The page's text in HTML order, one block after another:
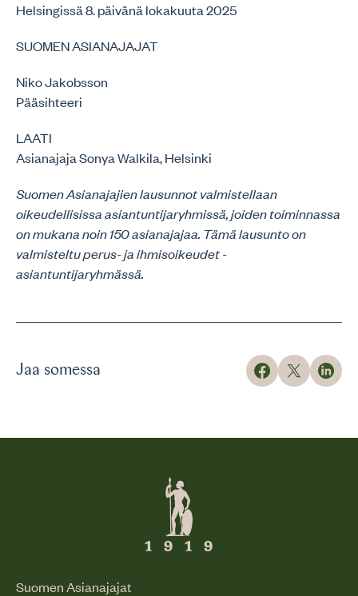
Helsingissä 8. päivänä lokakuuta 2025
SUOMEN ASIANAJAJAT
Niko Jakobsson
Pääsihteeri
LAATI
Asianajaja Sonya Walkila, Helsinki
Suomen Asianajajien lausunnot valmistellaan
oikeudellisissa asiantuntijaryhmissä, joiden toiminnassa
on mukana noin 150 asianajajaa. Tämä lausunto on
valmisteltu perus- ja ihmisoikeudet -
asiantuntijaryhmässä.
Jaa somessa
Suomen Asianajajat